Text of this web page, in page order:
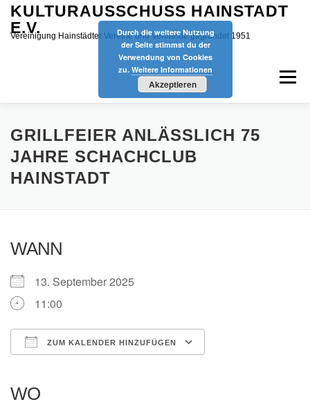
Zum
Inhalt
springen
KULTURAUSSCHUSS HAINSTADT
E.V.
Vereinigung Hainstädter Vereine und Verbände gegründet 1951
Menü
START AKTUELLES VEREINE TERMINE
KINDERFASTNACHT
GRILLFEIER ANLÄSSLICH 75
JAHRE SCHACHCLUB
HAINSTADT
WANN
13. September 2025
11:00
ZUM KALENDER HINZUFÜGEN
WO
Durch die weitere Nutzung
der Seite stimmst du der
Verwendung von Cookies
zu. Weitere Informationen
Akzeptieren